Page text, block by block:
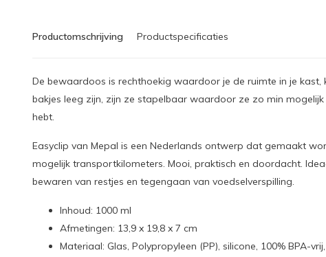
Productomschrijving Productspecificaties
De bewaardoos is rechthoekig waardoor je de ruimte in je
bakjes leeg zijn, zijn ze stapelbaar waardoor ze zo min
hebt.
Easyclip van Mepal is een Nederlands ontwerp dat gemaakt
mogelijk transportkilometers. Mooi, praktisch en doordacht.
bewaren van restjes en tegengaan van voedselverspilling.
Inhoud: 1000 ml
Afmetingen: 13,9 x 19,8 x 7 cm
Materiaal: Glas, Polypropyleen (PP), silicone, 100% BPA-